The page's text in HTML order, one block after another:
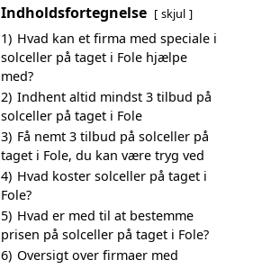
Indholdsfortegnelse skjul
1) Hvad kan et firma med speciale i
solceller på taget i Fole hjælpe
med?
2) Indhent altid mindst 3 tilbud på
solceller på taget i Fole
3) Få nemt 3 tilbud på solceller på
taget i Fole, du kan være tryg ved
4) Hvad koster solceller på taget i
Fole?
5) Hvad er med til at bestemme
prisen på solceller på taget i Fole?
6) Oversigt over firmaer med